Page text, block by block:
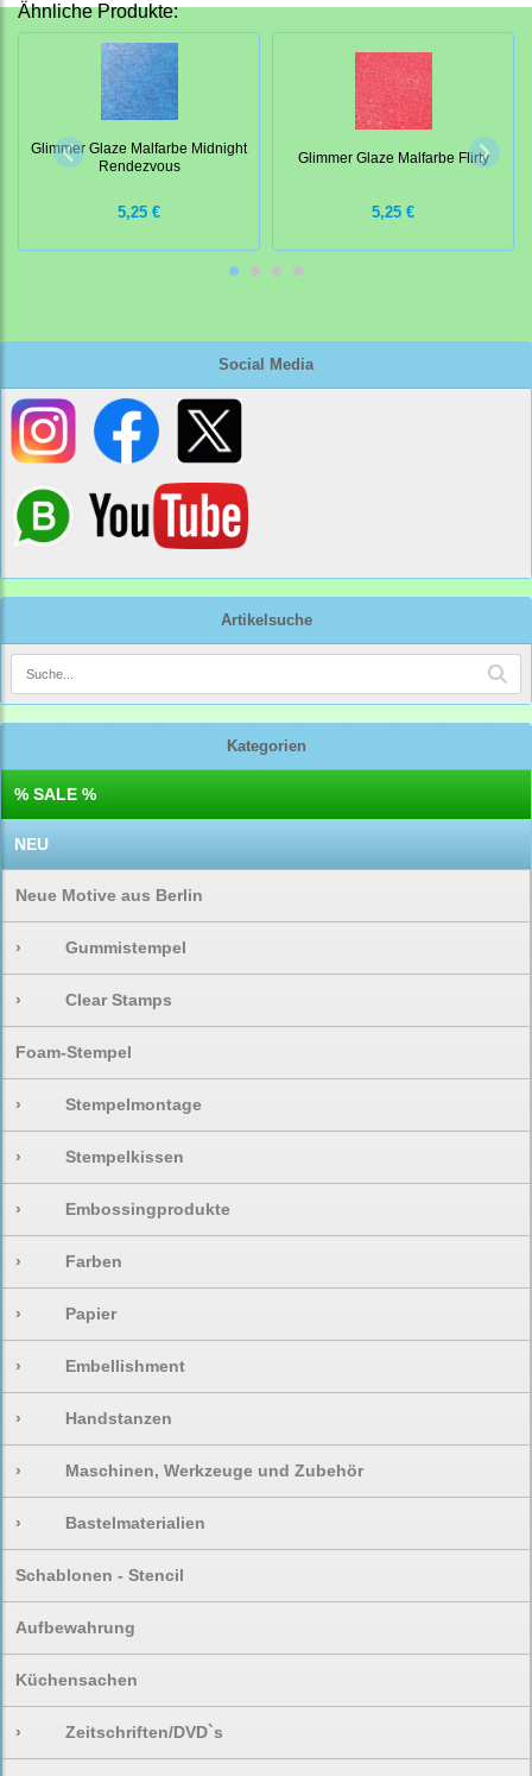
Social Media
Artikelsuche
Kategorien
% SALE %
NEU
Neue Motive aus Berlin
› Gummistempel
› Clear Stamps
Foam-Stempel
› Stempelmontage
› Stempelkissen
› Embossingprodukte
› Farben
› Papier
› Embellishment
› Handstanzen
› Maschinen, Werkzeuge und Zubehör
› Bastelmaterialien
Schablonen - Stencil
Aufbewahrung
Küchensachen
› Zeitschriften/DVD`s
Ähnliche Produkte:
Glimmer Glaze Malfarbe Midnight
Rendezvous
5,25 €
Glimmer Glaze Malfarbe Flirty
5,25 €